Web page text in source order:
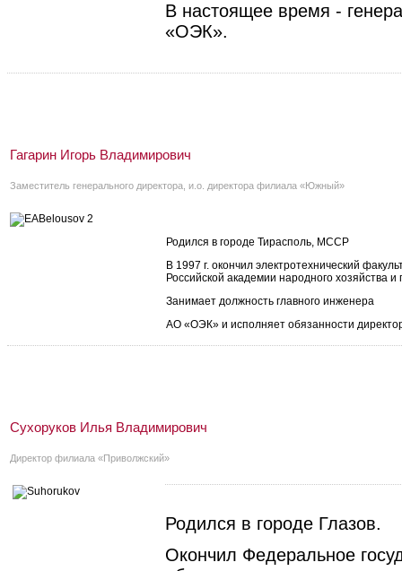
В настоящее время -
«ОЭК».
Гагарин Игорь Владимирович
Заместитель генерального директора, и.о. директора филиала «Южный»
Родился в городе Тирасполь, МССР
В 1997 г. окончил электротехнический
Российской академии народного
Занимает должность главного инженера
АО «ОЭК» и исполняет обязанности
Сухоруков Илья Владимирович
Директор филиала «Приволжский»
Родился в городе Глазов.
Окончил Федеральное